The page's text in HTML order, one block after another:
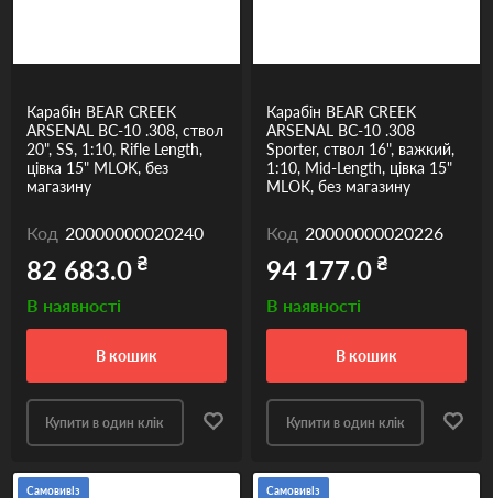
Карабін BEAR CREEK
ARSENAL BC-10 .308, ствол
20", SS, 1:10, Rifle Length,
цівка 15" MLOK, без
магазину
Код 20000000020240
82 683.0₴
В наявності
в кошик
Купити в один клік
Карабін BEAR CREEK
ARSENAL BC-10 .308
Sporter, ствол 16", важкий,
1:10, Mid-Length, цівка 15"
MLOK, без магазину
Код 20000000020226
94 177.0₴
В наявності
в кошик
Купити в один клік
Самовивіз Самовивіз